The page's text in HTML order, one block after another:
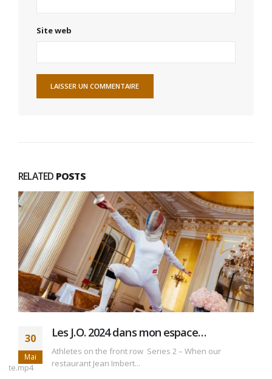
Site web
RELATED POSTS
30
Mai
Les J.O. 2024 dans mon espace…
Athletes on the front row Series 2 – When our
restaurant Jean Imbert...